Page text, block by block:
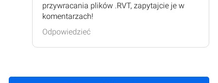
przywracania plików .RVT, zapytajcie je w
komentarzach!
Odpowiedzieć